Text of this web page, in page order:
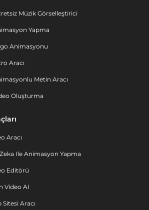
Müzik Görselleştirici
Yapma
Animasyonu
Aracı
Metin Aracı
Oluşturma
Aracı
Ile Animasyon Yapma
Editörü
Video AI
Sitesi Aracı